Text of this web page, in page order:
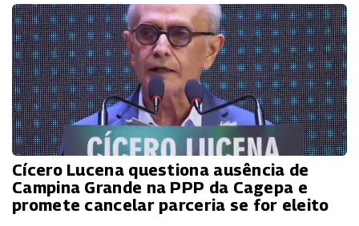
Cícero Lucena questiona ausência de
Campina Grande na PPP da Cagepa e
promete cancelar parceria se for eleito